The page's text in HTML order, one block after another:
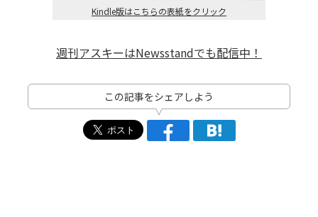
Kindle版はこちらの表紙をクリック
週刊アスキーはNewsstandでも配信中！
この記事をシェアしよう